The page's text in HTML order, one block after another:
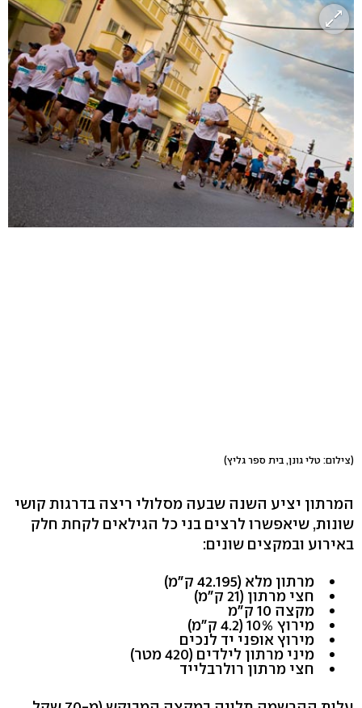
(צילום: טלי גונן, בית ספר גליץ)
המרתון יציע השנה שבעה מסלולי ריצה בדרגות קושי
שונות, שיאפשרו לרצים בני כל הגילאים לקחת חלק
באירוע ובמקצים שונים:
מרתון מלא (42.195 ק"מ)
חצי מרתון (21 ק"מ)
מקצה 10 ק"מ
מירוץ 10% (4.2 ק"מ)
מירוץ אופני יד לנכים
מיני מרתון לילדים (420 מטר)
חצי מרתון רולרבלייד